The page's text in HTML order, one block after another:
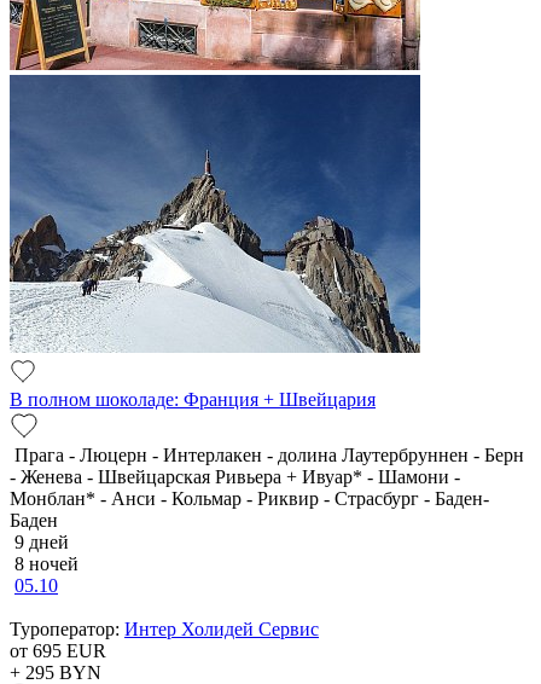
В полном шоколаде: Франция + Швейцария
Прага - Люцерн - Интерлакен - долина Лаутербруннен - Берн
- Женева - Швейцарская Ривьера + Ивуар* - Шамони -
Монблан* - Анси - Кольмар - Риквир - Страсбург - Баден-
Баден
9 дней
8 ночей
05.10
Туроператор: Интер Холидей Сервис
от 695 EUR
+ 295 BYN